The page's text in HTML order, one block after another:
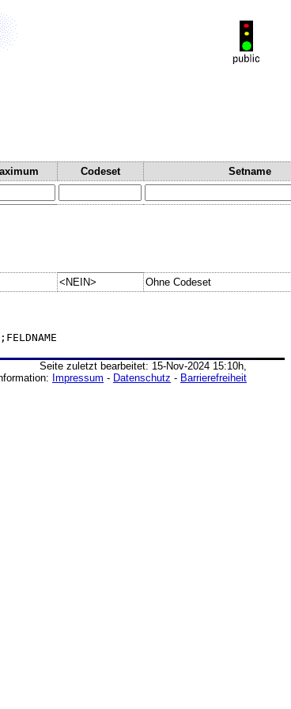
Codeset Setname
<NEIN> Ohne Codeset
Seite zuletzt bearbeitet: 15-Nov-2024 15:10h,
Impressum - Datenschutz - Barrierefreiheit